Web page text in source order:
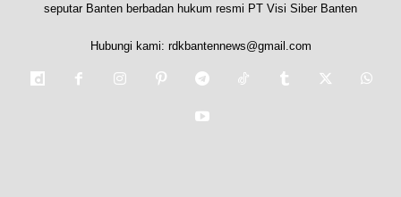
seputar Banten berbadan hukum resmi PT Visi Siber Banten
Hubungi kami: rdkbantennews@gmail.com